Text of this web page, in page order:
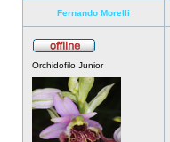
Fernando Morelli
Orchidofilo Junior